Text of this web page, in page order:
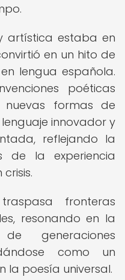
artística estaba en
en un hito de
lengua española.
poéticas
nuevas formas de
innovador y
reflejando la
de la experiencia
fronteras
resonando en la
generaciones
como un
la poesía universal.